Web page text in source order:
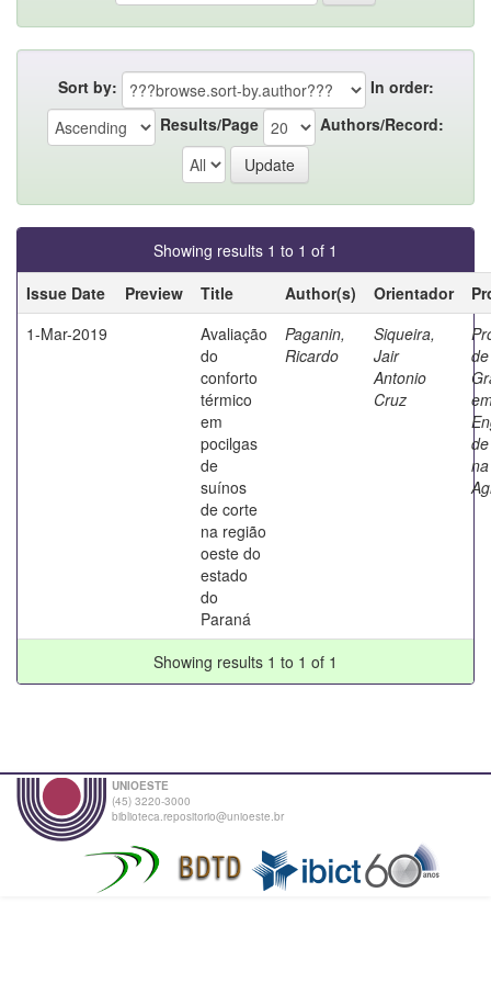
Sort by:
In order:
Results/Page
Authors/Record:
Showing results 1 to 1 of 1
Issue Date
Preview Title Author(s) Orientador
1-Mar-2019
Avaliação
do
conforto
térmico
em
pocilgas
de
suínos
de corte
na região
oeste do
estado
do
Paraná
Paganin,
Ricardo
Siqueira,
Jair
Antonio
Cruz
na
Showing results 1 to 1 of 1
UNIOESTE
(45) 3220-3000
biblioteca.repositorio@unioeste.br